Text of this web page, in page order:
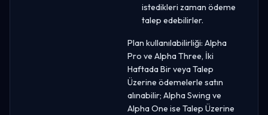
istedikleri zaman ödeme
talep edebilirler.
Plan kullanılabilirliği: Alpha
Pro ve Alpha Three, İki
Haftada Bir veya Talep
Üzerine ödemelerle satın
alınabilir; Alpha Swing ve
Alpha One ise Talep Üzerine